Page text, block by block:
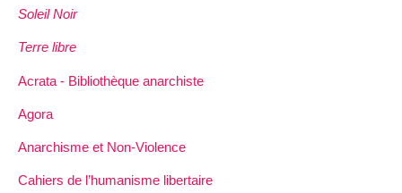
Soleil Noir
Terre libre
Acrata - Bibliothèque anarchiste
Agora
Anarchisme et Non-Violence
Cahiers de l’humanisme libertaire